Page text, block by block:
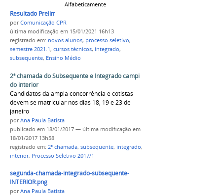
Alfabeticamente
Resultado Preliminar 2021 compact.jpg
porComunicação CPR
última modificação em 15/01/2021 16h13
registrado em: novos alunos, processo seletivo,
semestre 2021.1, cursos técnicos, integrado,
subsequente, Ensino Médio
2ª chamada do Subsequente e Integrado campi
do interior
Candidatos da ampla concorrência e cotistas
devem se matricular nos dias 18, 19 e 23 de
janeiro
porAna Paula Batista
publicado em 18/01/2017 — última modificação em
18/01/2017 13h58
registrado em: 2ª chamada, subsequente, integrado,
interior, Processo Seletivo 2017/1
segunda-chamada-integrado-subsequente-
INTERIOR.png
porAna Paula Batista